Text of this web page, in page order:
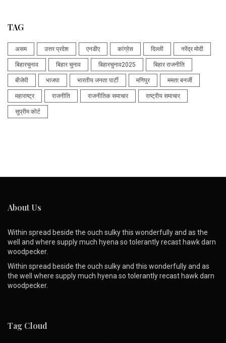
TAG
असम उत्तर प्रदेश एनडीए कांग्रेस दिल्ली नरेंद्र मोदी
बिहारचुनाव बिहार चुनाव बिहारचुनाव2025 बिहार राजनीति
बीजेपी भाजपा भारतीय जनता पार्टी मणिपुर ममता बनर्जी
महाराष्ट्र राजनीति राजनीतिक समाचार राष्ट्रीय समाचार
सुप्रीम कोर्ट
About Us
Within spread beside the ouch sulky this wonderfully and as the
well and where supply much hyena so tolerantly recast hawk darn
woodpecker.
Within spread beside the ouch sulky and this wonderfully and as
the well where supply much hyena so tolerantly recast hawk darn
woodpecker.
Tag Cloud